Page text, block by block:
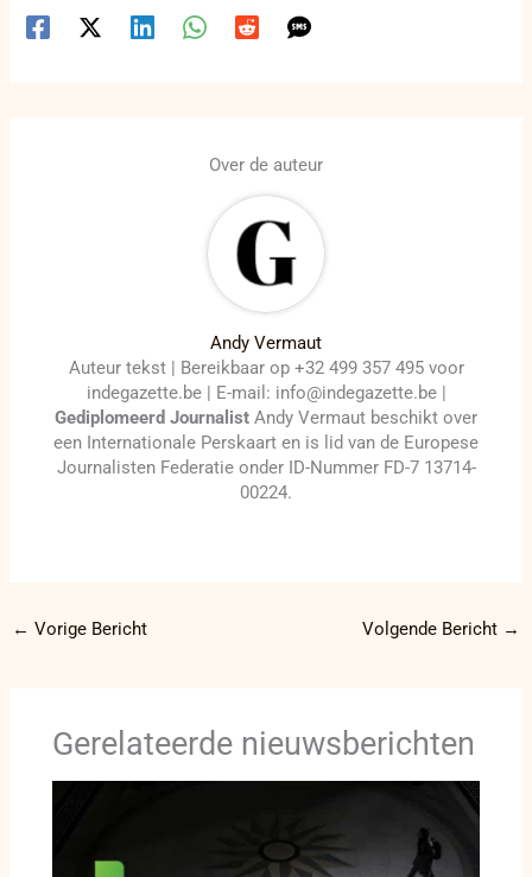
Over de auteur
Andy Vermaut
Auteur tekst | Bereikbaar op +32 499 357 495 voor
indegazette.be | E-mail: info@indegazette.be |
Gediplomeerd Journalist Andy Vermaut beschikt over
een Internationale Perskaart en is lid van de Europese
Journalisten Federatie onder ID-Nummer FD-7 13714-
00224.
← Vorige Bericht Volgende Bericht →
Gerelateerde nieuwsberichten